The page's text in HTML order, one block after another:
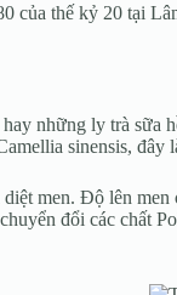
của thế kỷ 20 tại
những ly trà
sinensis, đây
men. Độ lên men
đổi các chất